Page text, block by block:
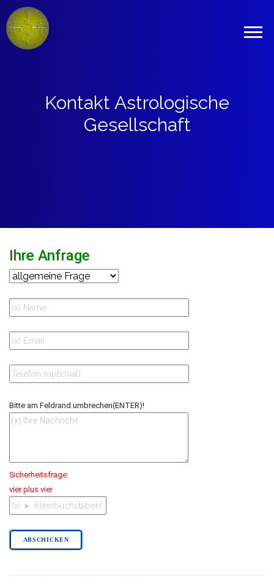
Kontakt Astrologische
Gesellschaft
Ihre Anfrage
Bitte am Feldrand umbrechen(ENTER)!
Sicherheitsfrage:
vier plus vier